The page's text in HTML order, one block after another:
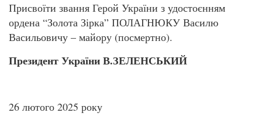
Присвоїти звання Герой України з удостоєнням
ордена “Золота Зірка” ПОЛАГНЮКУ Василю
Васильовичу – майору (посмертно).
Президент України В.ЗЕЛЕНСЬКИЙ
26 лютого 2025 року